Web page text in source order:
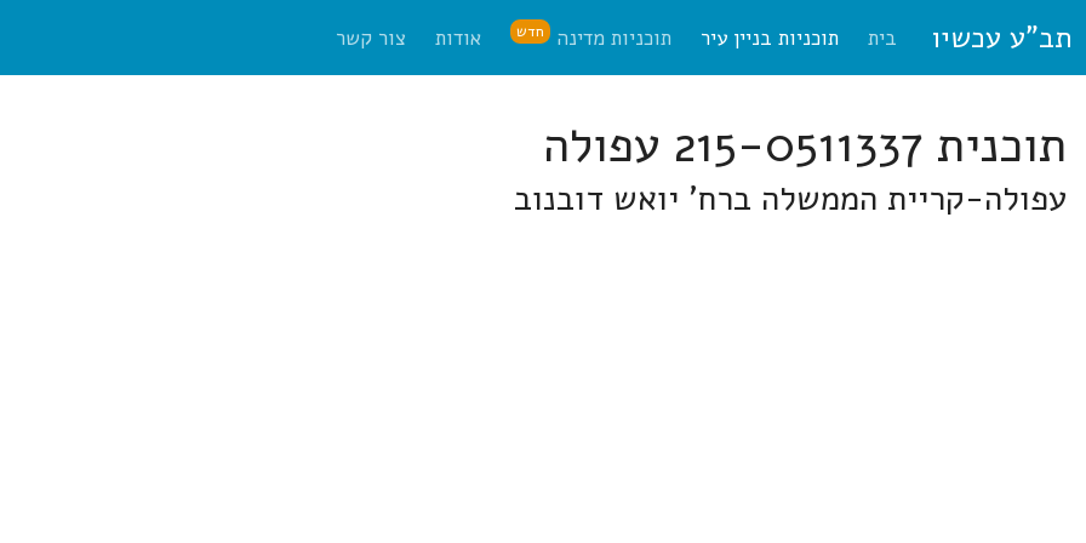
תב"ע עכשיו בית תוכניות בניין עיר תוכניות מדינה חדש אודות צור קשר
תוכנית 215-0511337 עפולה
עפולה-קריית הממשלה ברח' יואש דובנוב